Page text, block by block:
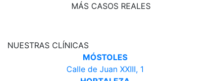
MÁS CASOS REALES
NUESTRAS CLÍNICAS
MÓSTOLES
Calle de Juan XXIII, 1